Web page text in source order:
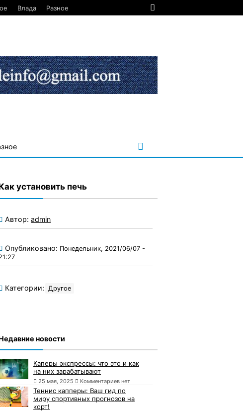
Влада Разное
установить печь
Автор: admin
Опубликовано: Понедельник, 2021/06/07 -
Категории: Другое
новости
Каперы экспрессы: что это и как
на них зарабатывают
25 мая, 2025 Комментариев нет
Теннис капперы: Ваш гид по
миру спортивных прогнозов на
корт!